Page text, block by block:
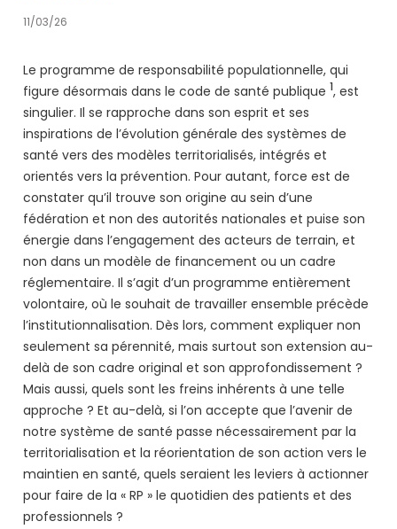
11/03/26
Le programme de responsabilité populationnelle, qui
figure désormais dans le code de santé publique 1, est
singulier. Il se rapproche dans son esprit et ses
inspirations de l’évolution générale des systèmes de
santé vers des modèles territorialisés, intégrés et
orientés vers la prévention. Pour autant, force est de
constater qu’il trouve son origine au sein d’une
fédération et non des autorités nationales et puise son
énergie dans l’engagement des acteurs de terrain, et
non dans un modèle de financement ou un cadre
réglementaire. Il s’agit d’un programme entièrement
volontaire, où le souhait de travailler ensemble précède
l’institutionnalisation. Dès lors, comment expliquer non
seulement sa pérennité, mais surtout son extension au-
delà de son cadre original et son approfondissement ?
Mais aussi, quels sont les freins inhérents à une telle
approche ? Et au-delà, si l’on accepte que l’avenir de
notre système de santé passe nécessairement par la
territorialisation et la réorientation de son action vers le
maintien en santé, quels seraient les leviers à actionner
pour faire de la « RP » le quotidien des patients et des
professionnels ?